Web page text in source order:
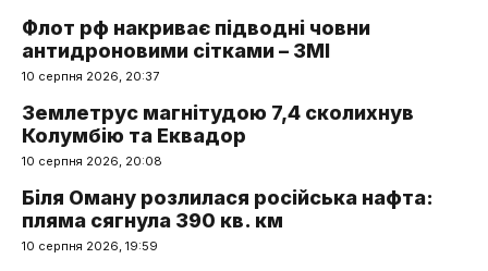
Флот рф накриває підводні човни
антидроновими сітками – ЗМІ
10 серпня 2026, 20:37
Землетрус магнітудою 7,4 сколихнув
Колумбію та Еквадор
10 серпня 2026, 20:08
Біля Оману розлилася російська нафта:
пляма сягнула 390 кв. км
10 серпня 2026, 19:59